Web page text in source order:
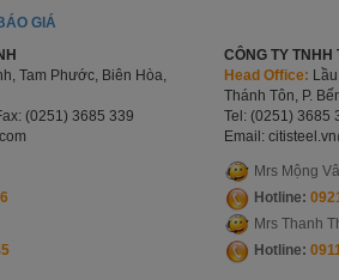
GIÁ
Tam Phước, Biên Hòa,
(0251) 3685 339
CÔNG TY TNHH
Head Office:
Thánh Tôn, P.
Tel: (0251)
Email: citisteel.vn
Mrs Mộng
Hotline:
Mrs Thanh
Hotline: